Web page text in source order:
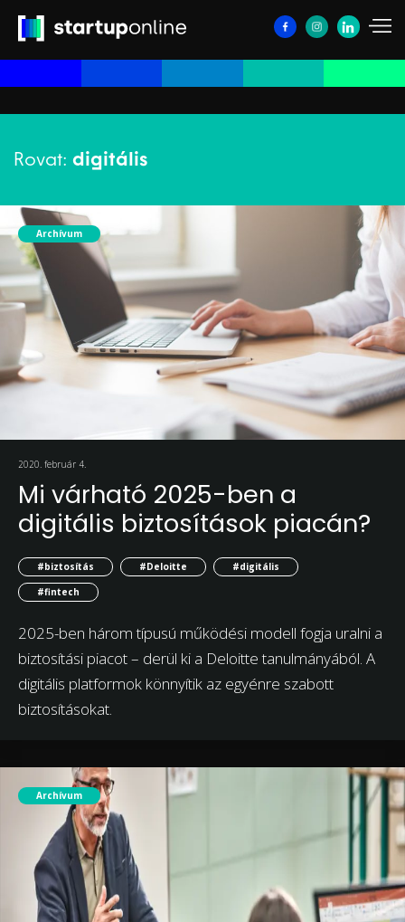
Rovat: digitális
Archívum
2020. február 4.
Mi várható 2025-ben a
digitális biztosítások piacán?
#biztosítás #Deloitte
#digitális
#fintech
2025-ben három típusú működési modell fogja uralni a
biztosítási piacot – derül ki a Deloitte tanulmányából. A
digitális platformok könnyítik az egyénre szabott
biztosításokat.
Archívum